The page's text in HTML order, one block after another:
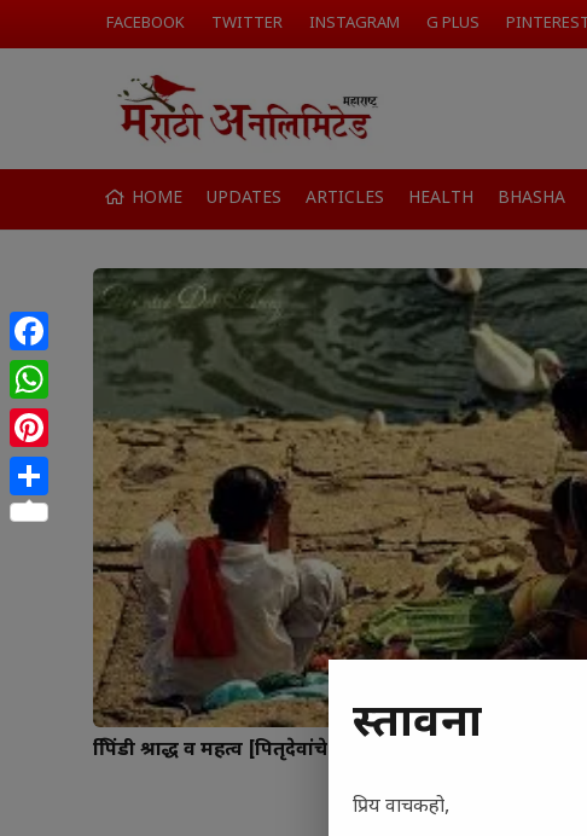
FACEBOOK TWITTER INSTAGRAM G PLUS
HOME UPDATES ARTICLES HEALTH BHASHA
त्रिपिंडी श्राद्ध व महत्व [पितृदेवांचे श्राद्धपक्ष]
Facebook
WhatsApp
Pinterest
Share
प्रस्तावना
प्रिय वाचकहो,